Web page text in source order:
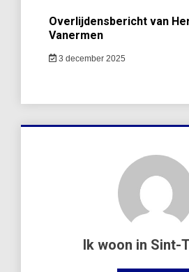
Overlijdensbericht van
Vanermen
3 december 2025
Ik woon in Sint-